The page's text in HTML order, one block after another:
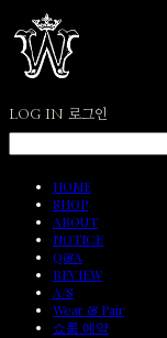
LOG IN 로그인
HOME
SHOP
ABOUT
NOTICE
Q&A
REVIEW
A/S
Wear & Pair
쇼룸 예약